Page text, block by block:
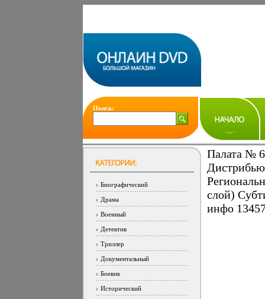
Поиск:
Биографический
Драма
Военный
Детектив
Триллер
Документальный
Боевик
Исторический
Палата №
слой)
инфо